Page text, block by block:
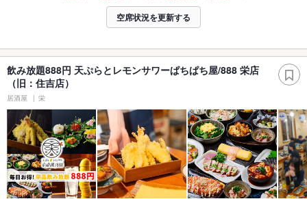
空席状況を更新する
飲み放題888円 天ぷらとレモンサワーぱちぱち屋/888 栄店
（旧：住吉店）
居酒屋 栄